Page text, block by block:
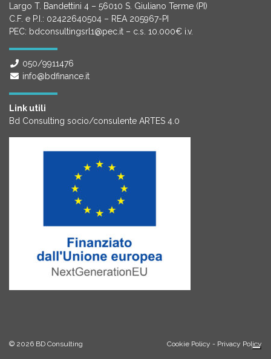
Largo T. Bandettini 4 – 56010 S. Giuliano Terme (PI)
C.F. e P.I.: 02422640504 – REA 205967-PI
PEC: bdconsultingsrl1@pec.it – c.s. 10.000€ i.v.
050/9911476
info@bdfinance.it
Link utili
Bd Consulting socio/consulente ARTES 4.0
© 2026 BD Consulting Cookie Policy - Privacy Policy